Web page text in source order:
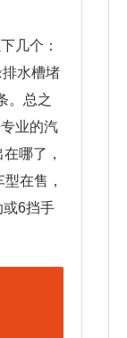
几个：
水槽堵
。总之
业的汽
哪了，
在售，
或6挡手